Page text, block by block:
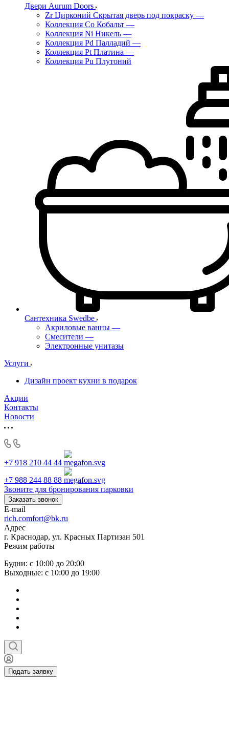
Двери Aurum Doors
Zr Цирконий Скрытая дверь под покраску —
Коллекция Co Кобальт —
Коллекция Ni Никель —
Коллекция Pd Палладий —
Коллекция Pt Платина —
Коллекция Pu Плутоний
Сантехника Swedbe
Акриловые ванны —
Смесители —
Электронные унитазы
Услуги
Дизайн проект кухни в подарок
Акции
Контакты
Новости
+7 918 210 44 44
+7 988 244 88 88
Звоните для бронирования парковки
Заказать звонок
E-mail
rich.comfort@bk.ru
Адрес
г. Краснодар, ул. Красных Партизан 501
Режим работы
Будни: с 10:00 до 20:00
Выходные: с 10:00 до 19:00
Подать заявку